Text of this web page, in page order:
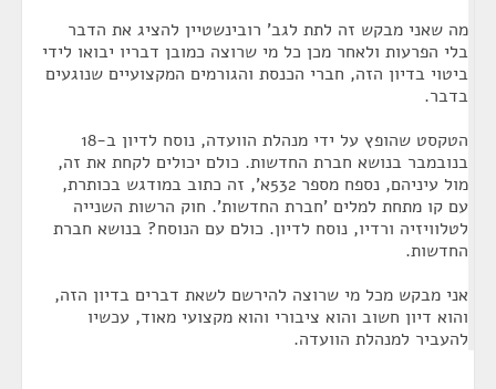
מה שאני מבקש זה לתת לגב' רובינשטיין להציג את הדבר
בלי הפרעות ולאחר מכן כל מי שרוצה כמובן דבריו יבואו לידי
ביטוי בדיון הזה, חברי הכנסת והגורמים המקצועיים שנוגעים
בדבר.
הטקסט שהופץ על ידי מנהלת הוועדה, נוסח לדיון ב-18
בנובמבר בנושא חברת החדשות. כולם יכולים לקחת את זה,
מול עיניהם, נספח מספר 532א', זה כתוב במודגש בכותרת,
עם קו מתחת למלים 'חברת החדשות'. חוק הרשות השנייה
לטלוויזיה ורדיו, נוסח לדיון. כולם עם הנוסח? בנושא חברת
החדשות.
אני מבקש מכל מי שרוצה להירשם לשאת דברים בדיון הזה,
והוא דיון חשוב והוא ציבורי והוא מקצועי מאוד, עכשיו
להעביר למנהלת הוועדה.